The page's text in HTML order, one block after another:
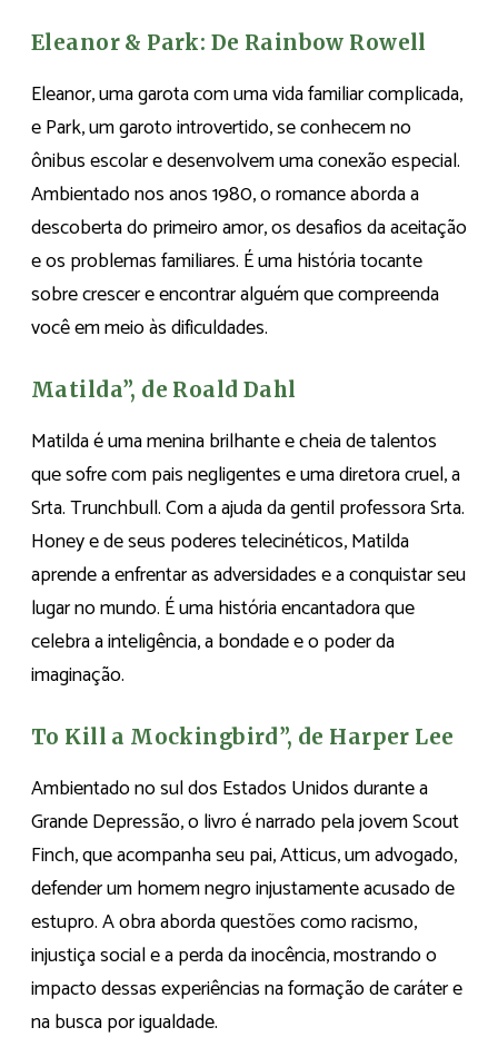
Eleanor & Park: De Rainbow Rowell
Eleanor, uma garota com uma vida familiar complicada,
e Park, um garoto introvertido, se conhecem no
ônibus escolar e desenvolvem uma conexão especial.
Ambientado nos anos 1980, o romance aborda a
descoberta do primeiro amor, os desafios da aceitação
e os problemas familiares. É uma história tocante
sobre crescer e encontrar alguém que compreenda
você em meio às dificuldades.
Matilda”, de Roald Dahl
Matilda é uma menina brilhante e cheia de talentos
que sofre com pais negligentes e uma diretora cruel, a
Srta. Trunchbull. Com a ajuda da gentil professora Srta.
Honey e de seus poderes telecinéticos, Matilda
aprende a enfrentar as adversidades e a conquistar seu
lugar no mundo. É uma história encantadora que
celebra a inteligência, a bondade e o poder da
imaginação.
To Kill a Mockingbird”, de Harper Lee
Ambientado no sul dos Estados Unidos durante a
Grande Depressão, o livro é narrado pela jovem Scout
Finch, que acompanha seu pai, Atticus, um advogado,
defender um homem negro injustamente acusado de
estupro. A obra aborda questões como racismo,
injustiça social e a perda da inocência, mostrando o
impacto dessas experiências na formação de caráter e
na busca por igualdade.